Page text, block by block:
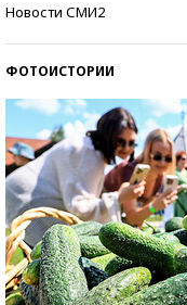
Новости СМИ2
ФОТОИСТОРИИ